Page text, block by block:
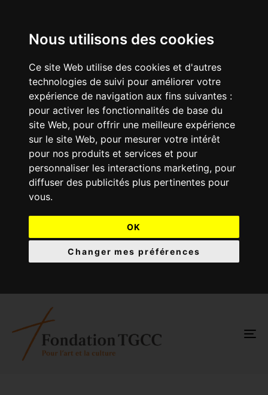
Nous utilisons des cookies
Ce site Web utilise des cookies et d'autres
technologies de suivi pour améliorer votre
expérience de navigation aux fins suivantes :
pour activer les fonctionnalités de base du
site Web, pour offrir une meilleure expérience
sur le site Web, pour mesurer votre intérêt
pour nos produits et services et pour
personnaliser les interactions marketing, pour
diffuser des publicités plus pertinentes pour
vous.
OK
Changer mes préférences